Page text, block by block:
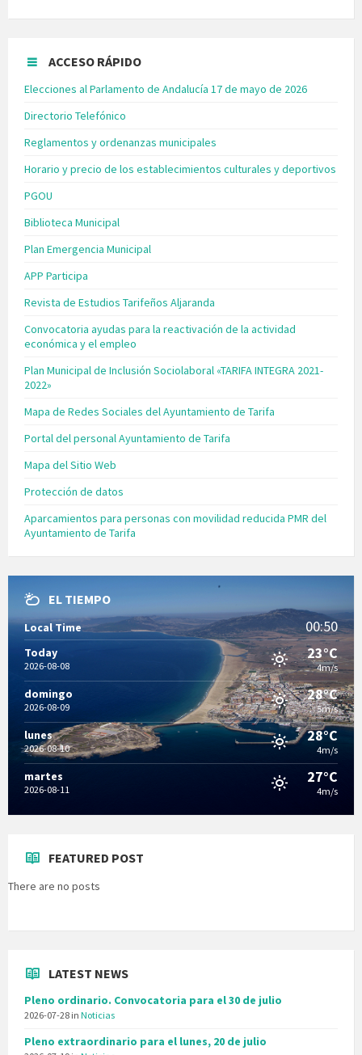
ACCESO RÁPIDO
Elecciones al Parlamento de Andalucía 17 de mayo de 2026
Directorio Telefónico
Reglamentos y ordenanzas municipales
Horario y precio de los establecimientos culturales y deportivos
PGOU
Biblioteca Municipal
Plan Emergencia Municipal
APP Participa
Revista de Estudios Tarifeños Aljaranda
Convocatoria ayudas para la reactivación de la actividad
económica y el empleo
Plan Municipal de Inclusión Sociolaboral «TARIFA INTEGRA 2021-
2022»
Mapa de Redes Sociales del Ayuntamiento de Tarifa
Portal del personal Ayuntamiento de Tarifa
Mapa del Sitio Web
Protección de datos
Aparcamientos para personas con movilidad reducida PMR del
Ayuntamiento de Tarifa
EL TIEMPO
Local Time 00:50
Today
2026-08-08
23°C
4m/s
domingo
2026-08-09
28°C
5m/s
lunes
2026-08-10
28°C
4m/s
martes
2026-08-11
27°C
4m/s
FEATURED POST
There are no posts
LATEST NEWS
Pleno ordinario. Convocatoria para el 30 de julio
2026-07-28 in Noticias
Pleno extraordinario para el lunes, 20 de julio